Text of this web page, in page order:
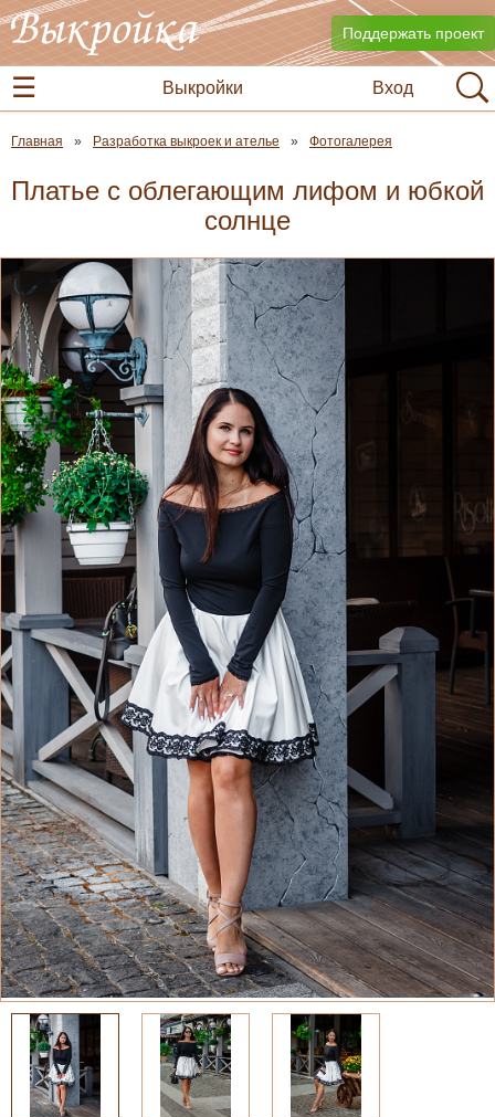
Поддержать проект
Вход
Выкройки
Главная Разработка выкроек и ателье Фотогалерея
Платье с облегающим лифом и юбкой
солнце